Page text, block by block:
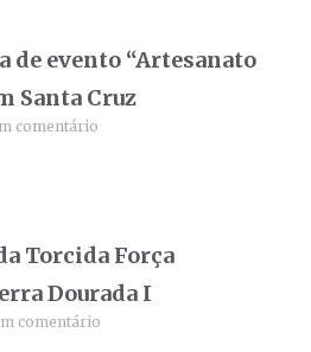
de evento “Artesanato
Santa Cruz
comentário
Torcida Força
Dourada I
comentário